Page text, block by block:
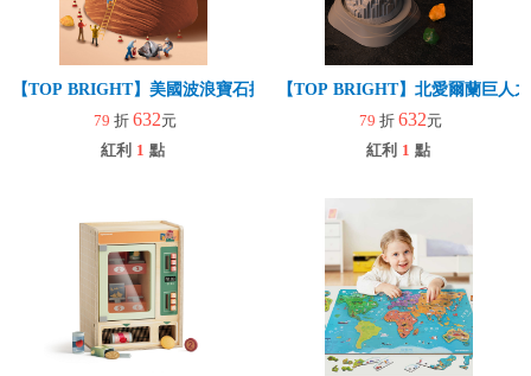
【TOP BRIGHT】美國波浪寶石挖掘套組(益智玩具/趣味桌遊/世界三
79 折 632元
紅利 1 點
【TOP BRIGHT】北愛爾蘭巨人
79 折 632元
紅利 1 點